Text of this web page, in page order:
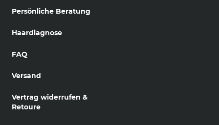
Persönliche Beratung
Haardiagnose
FAQ
Versand
Vertrag widerrufen &
Retoure